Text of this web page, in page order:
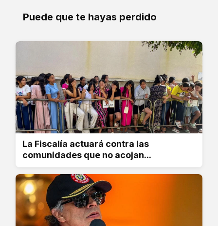
Puede que te hayas perdido
La Fiscalía actuará contra las
comunidades que no acojan...